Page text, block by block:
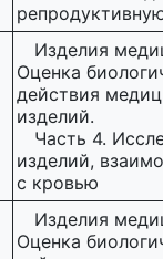
Изделия
Оценка
действия
изделий.
Часть 4.
изделий,
с кровью
Изделия
Оценка